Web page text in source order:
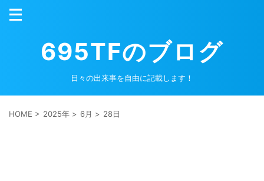
695TFのブログ
日々の出来事を自由に記載します！
HOME > 2025年 > 6月 > 28日